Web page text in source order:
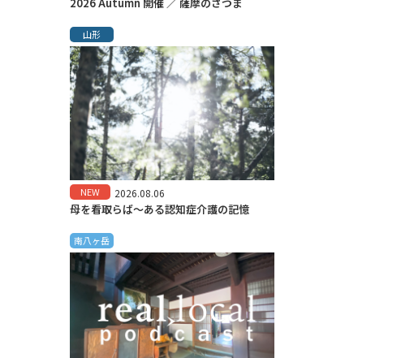
山形
NEW 2026.08.06
母を看取らば～ある認知症介護の記憶
南八ヶ岳